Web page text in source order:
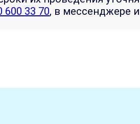
600 33 70, в мессенджере и